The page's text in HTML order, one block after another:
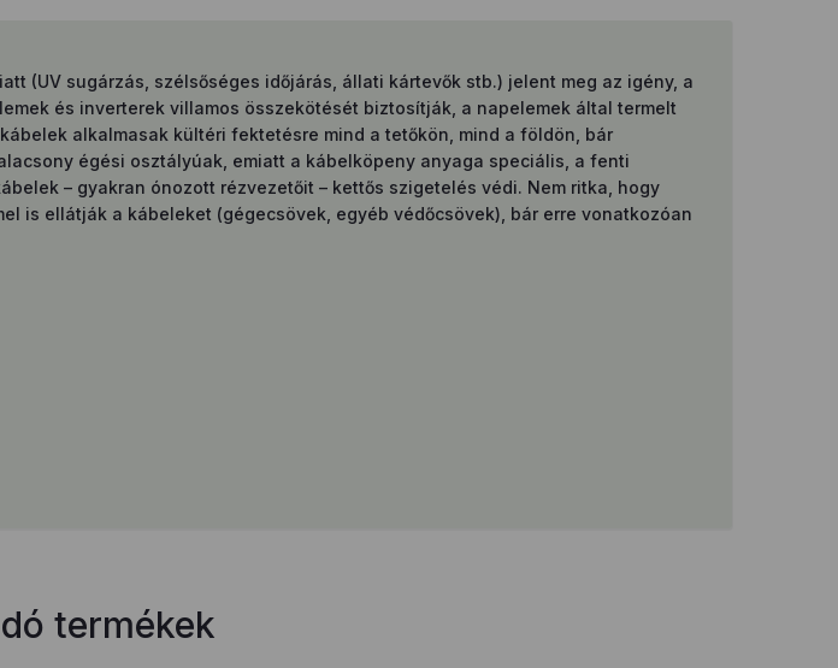
(UV sugárzás, szélsőséges időjárás, állati kártevők stb.) jelent meg az igény, a
és inverterek villamos összekötését biztosítják, a napelemek által termelt
alkalmasak kültéri fektetésre mind a tetőkön, mind a földön, bár
égési osztályúak, emiatt a kábelköpeny anyaga speciális, a fenti
– gyakran ónozott rézvezetőit – kettős szigetelés védi. Nem ritka, hogy
is ellátják a kábeleket (gégecsövek, egyéb védőcsövek), bár erre vonatkozóan
termékek